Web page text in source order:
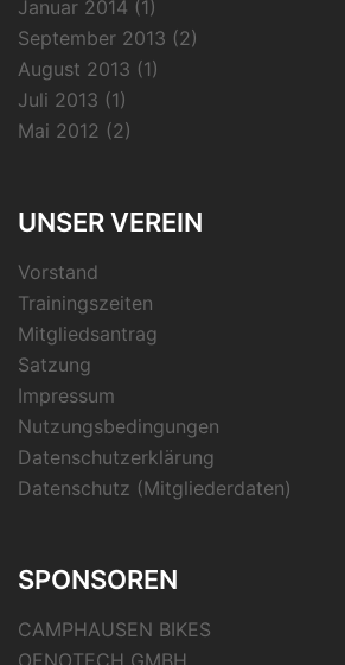
Januar 2014 (1)
September 2013 (2)
August 2013 (1)
Juli 2013 (1)
Mai 2012 (2)
UNSER VEREIN
Vorstand
Trainingszeiten
Mitgliedsantrag
Satzung
Impressum
Nutzungsbedingungen
Datenschutzerklärung
Datenschutz (Mitgliederdaten)
SPONSOREN
CAMPHAUSEN BIKES
OENOTECH GMBH